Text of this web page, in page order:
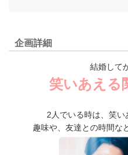
企画詳細
結婚して
笑いあえる
2人でいる時は、笑い
趣味や、友達との時間な